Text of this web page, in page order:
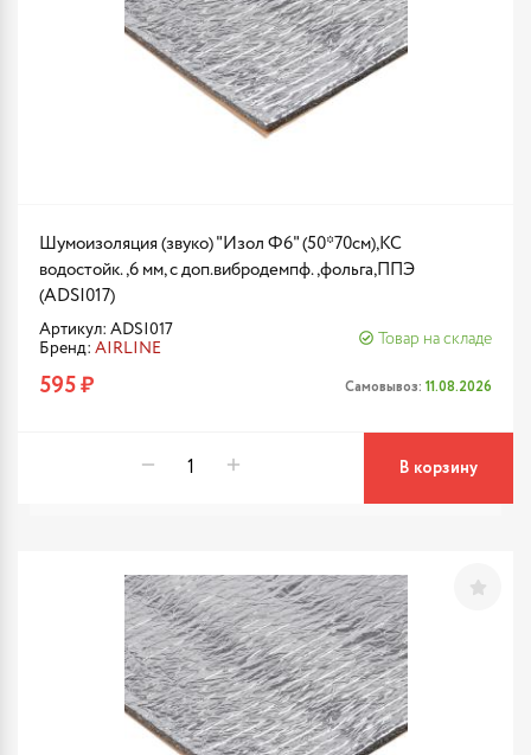
Шумоизоляция (звуко) "Изол Ф6" (50*70см),КС
водостойк.,6 мм, с доп.вибродемпф.,фольга,ППЭ
(ADSI017)
Артикул: ADSI017
Бренд: AIRLINE
Товар на складе
595 ₽ Самовывоз: 11.08.2026
В корзину